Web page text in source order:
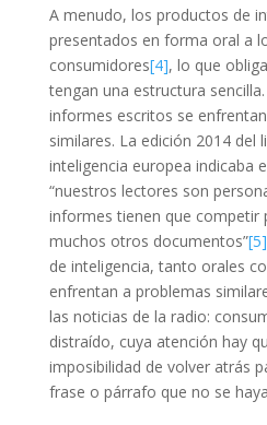
A menudo, los productos de
presentados en forma oral a
consumidores[4], lo que
tengan una estructura
informes escritos se
similares. La edición 2014 del
inteligencia europea indicaba
“nuestros lectores son
informes tienen que competir
muchos otros documentos”[5]
de inteligencia, tanto orales
enfrentan a problemas
las noticias de la radio:
distraído, cuya atención hay
imposibilidad de volver atrás
frase o párrafo que no se